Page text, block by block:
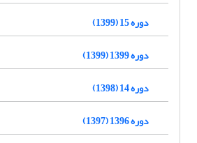
دوره 15 (1399)
دوره 1399 (1399)
دوره 14 (1398)
دوره 1396 (1397)